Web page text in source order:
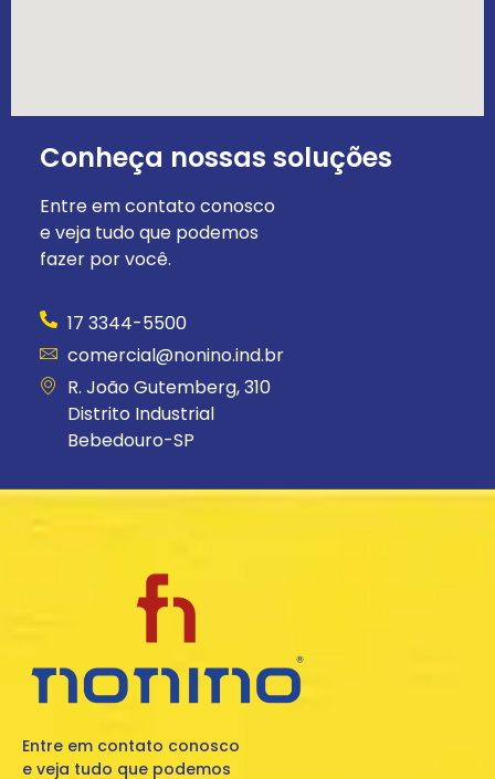
Conheça nossas soluções
Entre em contato conosco
e veja tudo que podemos
fazer por você.
17 3344-5500
comercial@nonino.ind.br
R. João Gutemberg, 310
Distrito Industrial
Bebedouro-SP
Entre em contato conosco
e veja tudo que podemos